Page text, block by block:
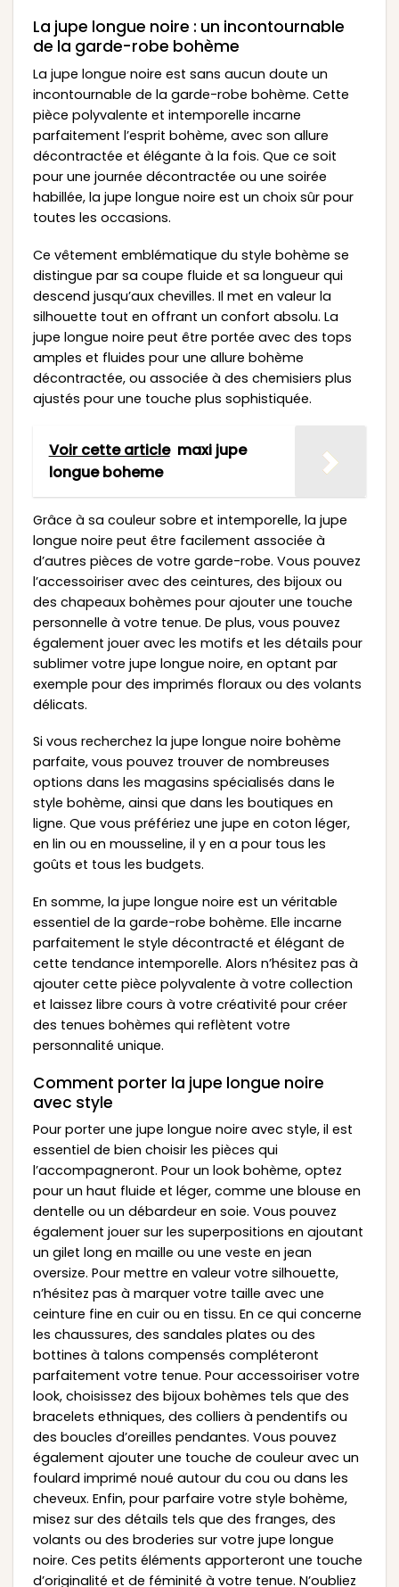
La jupe longue noire : un incontournable
de la garde-robe bohème
La jupe longue noire est sans aucun doute un
incontournable de la garde-robe bohème. Cette
pièce polyvalente et intemporelle incarne
parfaitement l’esprit bohème, avec son allure
décontractée et élégante à la fois. Que ce soit
pour une journée décontractée ou une soirée
habillée, la jupe longue noire est un choix sûr pour
toutes les occasions.
Ce vêtement emblématique du style bohème se
distingue par sa coupe fluide et sa longueur qui
descend jusqu’aux chevilles. Il met en valeur la
silhouette tout en offrant un confort absolu. La
jupe longue noire peut être portée avec des tops
amples et fluides pour une allure bohème
décontractée, ou associée à des chemisiers plus
ajustés pour une touche plus sophistiquée.
Voir cette article maxi jupe
longue boheme
Grâce à sa couleur sobre et intemporelle, la jupe
longue noire peut être facilement associée à
d’autres pièces de votre garde-robe. Vous pouvez
l’accessoiriser avec des ceintures, des bijoux ou
des chapeaux bohèmes pour ajouter une touche
personnelle à votre tenue. De plus, vous pouvez
également jouer avec les motifs et les détails pour
sublimer votre jupe longue noire, en optant par
exemple pour des imprimés floraux ou des volants
délicats.
Si vous recherchez la jupe longue noire bohème
parfaite, vous pouvez trouver de nombreuses
options dans les magasins spécialisés dans le
style bohème, ainsi que dans les boutiques en
ligne. Que vous préfériez une jupe en coton léger,
en lin ou en mousseline, il y en a pour tous les
goûts et tous les budgets.
En somme, la jupe longue noire est un véritable
essentiel de la garde-robe bohème. Elle incarne
parfaitement le style décontracté et élégant de
cette tendance intemporelle. Alors n’hésitez pas à
ajouter cette pièce polyvalente à votre collection
et laissez libre cours à votre créativité pour créer
des tenues bohèmes qui reflètent votre
personnalité unique.
Comment porter la jupe longue noire
avec style
Pour porter une jupe longue noire avec style, il est
essentiel de bien choisir les pièces qui
l’accompagneront. Pour un look bohème, optez
pour un haut fluide et léger, comme une blouse en
dentelle ou un débardeur en soie. Vous pouvez
également jouer sur les superpositions en ajoutant
un gilet long en maille ou une veste en jean
oversize. Pour mettre en valeur votre silhouette,
n’hésitez pas à marquer votre taille avec une
ceinture fine en cuir ou en tissu. En ce qui concerne
les chaussures, des sandales plates ou des
bottines à talons compensés compléteront
parfaitement votre tenue. Pour accessoiriser votre
look, choisissez des bijoux bohèmes tels que des
bracelets ethniques, des colliers à pendentifs ou
des boucles d’oreilles pendantes. Vous pouvez
également ajouter une touche de couleur avec un
foulard imprimé noué autour du cou ou dans les
cheveux. Enfin, pour parfaire votre style bohème,
misez sur des détails tels que des franges, des
volants ou des broderies sur votre jupe longue
noire. Ces petits éléments apporteront une touche
d’originalité et de féminité à votre tenue. N’oubliez